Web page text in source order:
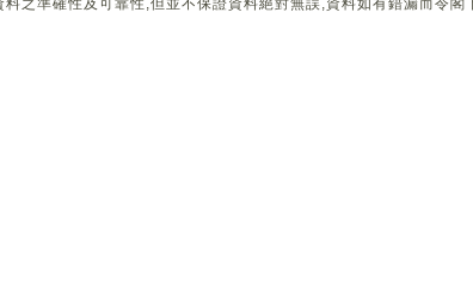
之準確性及可靠性,但並不保證資料絕對無誤,資料如有錯漏而令閣